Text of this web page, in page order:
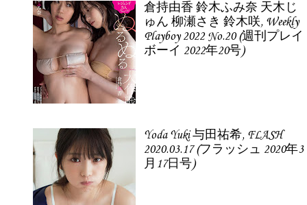
倉持由香 鈴木ふみ奈 天木じ
ゅん 柳瀬さき 鈴木咲, Weekly
Playboy 2022 No.20 (週刊プレイ
ボーイ 2022年20号)
Yoda Yuki 与田祐希, FLASH
2020.03.17 (フラッシュ 2020年3
月17日号)